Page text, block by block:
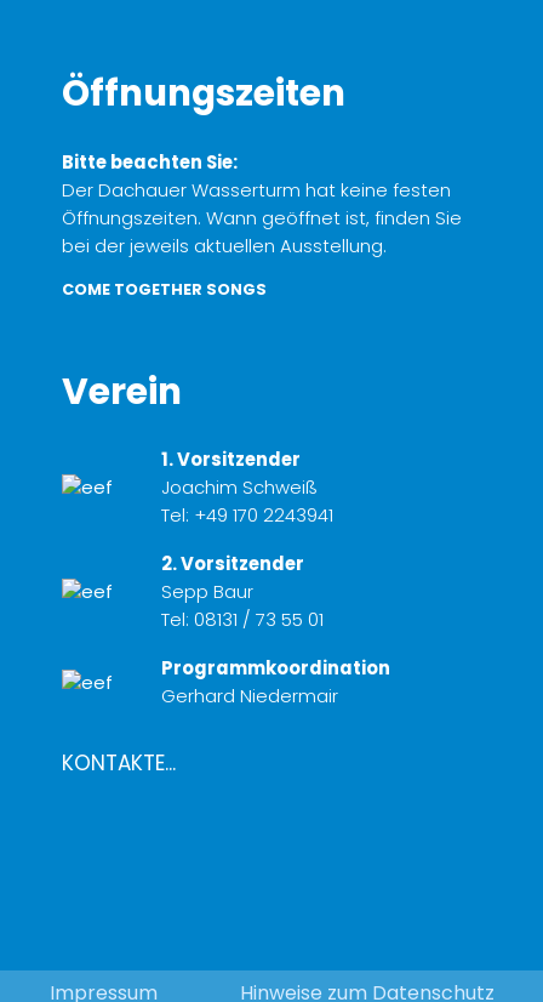
Öffnungszeiten
Bitte beachten Sie:
Der Dachauer Wasserturm hat keine festen
Öffnungszeiten. Wann geöffnet ist, finden Sie
bei der jeweils aktuellen Ausstellung.
COME TOGETHER SONGS
Verein
1. Vorsitzender
Joachim Schweiß
Tel: +49 170 2243941
2. Vorsitzender
Sepp Baur
Tel: 08131 / 73 55 01
Programmkoordination
Gerhard Niedermair
KONTAKTE...
Impressum Hinweise zum Datenschutz